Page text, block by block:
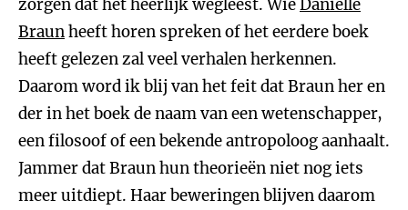
zorgen dat het heerlijk wegleest. WieDanielle
Braunheeft horen spreken of het eerdere boek
heeft gelezen zal veel verhalen herkennen.
Daarom word ik blij van het feit dat Braun her en
der in het boek de naam van een wetenschapper,
een filosoof of een bekende antropoloog aanhaalt.
Jammer dat Braun hun theorieën niet nog iets
meer uitdiept. Haar beweringen blijven daarom